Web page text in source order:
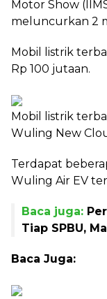
Motor Show
meluncurkan 2
Mobil listrik
Rp 100 jutaan.
Mobil listrik
Wuling New
Terdapat
Wuling Air EV
Baca juga:
Tiap SPBU,
Baca Juga: